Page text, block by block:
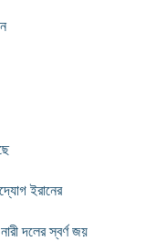
ইরানের
দলের স্বর্ণ জয়